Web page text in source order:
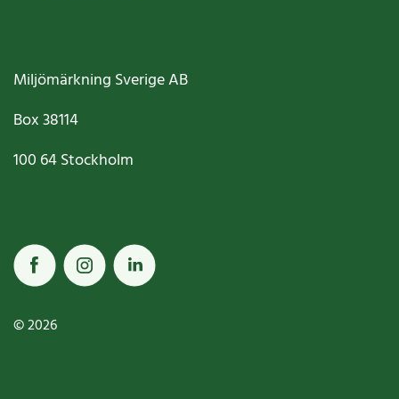
Miljömärkning Sverige AB
Box38114
100 64Stockholm
© 2026